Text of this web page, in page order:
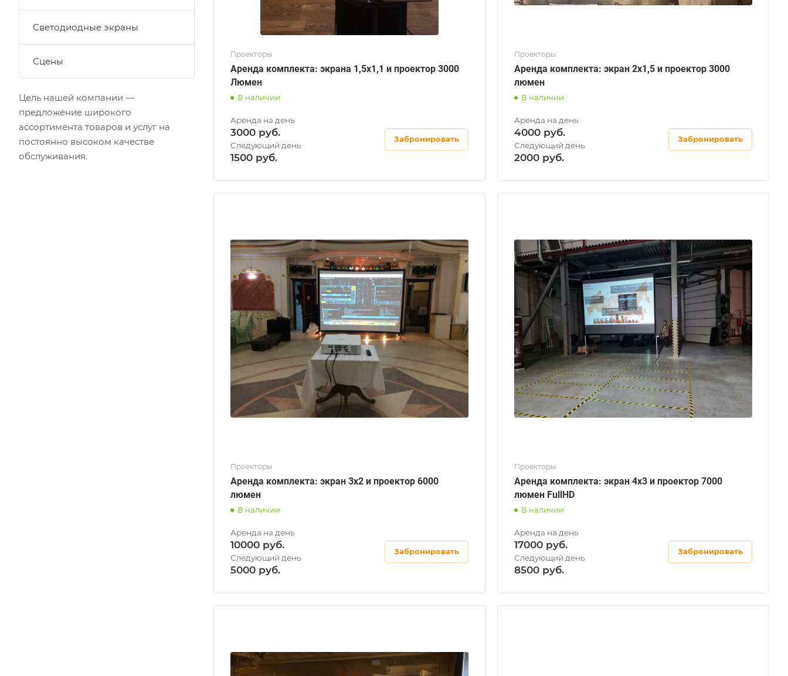
Проекторы
Аренда комплекта: экрана 1,5х1,1 и проектор 3000
Люмен
В наличии
3000
1500
Забронировать
Проекторы
Аренда комплекта: экран 2х1,5 и проектор 3000
люмен
В наличии
4000
2000
Забронировать
Проекторы
Аренда комплекта: экран 3х2 и проектор 6000
люмен
В наличии
10000
5000
Забронировать
Проекторы
Аренда комплекта: экран 4х3 и проектор 7000
люмен FullHD
В наличии
17000
8500
Забронировать
Светодиодные экраны
Сцены
Цель нашей компании —
предложение широкого
ассортимента товаров и услуг на
постоянно высоком качестве
обслуживания.